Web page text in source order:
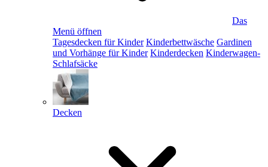
Das
Menü öffnen
Tagesdecken für Kinder Kinderbettwäsche Gardinen
und Vorhänge für Kinder Kinderdecken Kinderwagen-
Schlafsäcke
Decken